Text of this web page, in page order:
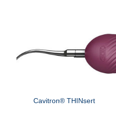
Cavitron® THINsert